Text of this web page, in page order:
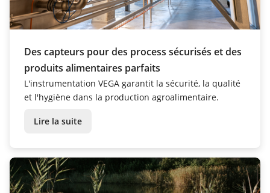
Des capteurs pour des process sécurisés et des
produits alimentaires parfaits
L'instrumentation VEGA garantit la sécurité, la qualité
et l'hygiène dans la production agroalimentaire.
Lire la suite